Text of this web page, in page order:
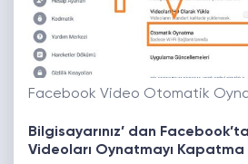
Facebook Video Otomatik
Bilgisayarınız’ dan
Videoları Oynatmayı Kapatma